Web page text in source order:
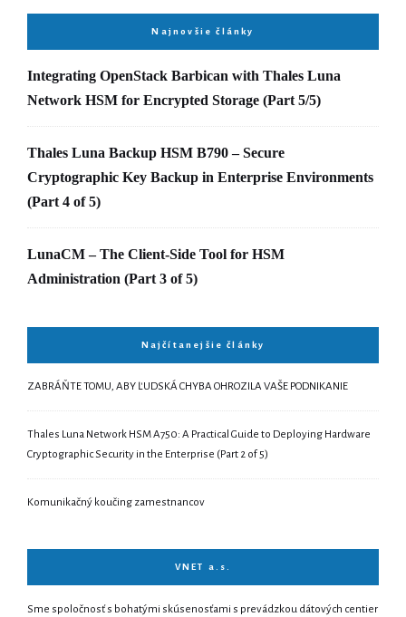
Najnovšie články
Integrating OpenStack Barbican with Thales Luna
Network HSM for Encrypted Storage (Part 5/5)
Thales Luna Backup HSM B790 – Secure
Cryptographic Key Backup in Enterprise Environments
(Part 4 of 5)
LunaCM – The Client-Side Tool for HSM
Administration (Part 3 of 5)
Najčítanejšie články
ZABRÁŇTE TOMU, ABY ĽUDSKÁ CHYBA OHROZILA VAŠE PODNIKANIE
Thales Luna Network HSM A750: A Practical Guide to Deploying Hardware
Cryptographic Security in the Enterprise (Part 2 of 5)
Komunikačný koučing zamestnancov
VNET a.s.
Sme spoločnosť s bohatými skúsenosťami s prevádzkou dátových centier